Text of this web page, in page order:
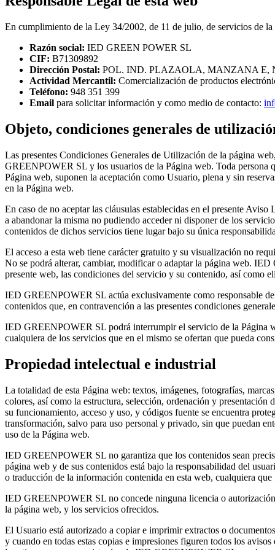
En cumplimiento de la Ley 34/2002, de 11 de julio, de servicios de
Razón social: IED GREEN POWER SL
CIF: B71309892
Dirección Postal: POL. IND. PLAZAOLA, MANZANA E,
Actividad Mercantil: Comercialización de productos
Teléfono: 948 351 399
Email para solicitar información y como medio de contacto:
Objeto, condiciones generales de
Las presentes Condiciones Generales de Utilización de la página
GREENPOWER SL y los usuarios de la Página web. Toda persona
Página web, suponen la aceptación como Usuario, plena y sin
en la Página web.
En caso de no aceptar las cláusulas establecidas en el presente
a abandonar la misma no pudiendo acceder ni disponer de los
contenidos de dichos servicios tiene lugar bajo su única
El acceso a esta web tiene carácter gratuito y su visualización no
No se podrá alterar, cambiar, modificar o adaptar la página web.
presente web, las condiciones del servicio y su contenido, así como
IED GREENPOWER SL actúa exclusivamente como responsable
contenidos que, en contravención a las presentes condiciones
IED GREENPOWER SL podrá interrumpir el servicio de la Página
cualquiera de los servicios que en el mismo se ofertan que pueda
Propiedad intelectual e industrial
La totalidad de esta Página web: textos, imágenes, fotografías,
colores, así como la estructura, selección, ordenación y presentación
su funcionamiento, acceso y uso, y códigos fuente se encuentra
transformación, salvo para uso personal y privado, sin que puedan
uso de la Página web.
IED GREENPOWER SL no garantiza que los contenidos sean
página web y de sus contenidos está bajo la responsabilidad del
o traducción de la información contenida en esta web, cualquiera
IED GREENPOWER SL no concede ninguna licencia o
la página web, y los servicios ofrecidos.
El Usuario está autorizado a copiar e imprimir extractos o
y cuando en todas estas copias e impresiones figuren todos los